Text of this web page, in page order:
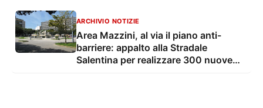
ARCHIVIO NOTIZIE
Area Mazzini, al via il piano anti-
barriere: appalto alla Stradale
Salentina per realizzare 300 nuove